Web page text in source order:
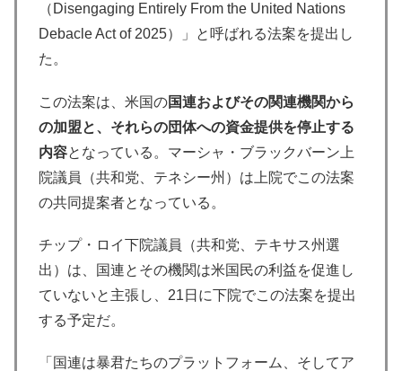
（Disengaging Entirely From the United Nations
Debacle Act of 2025）」と呼ばれる法案を提出し
た。
この法案は、米国の国連およびその関連機関から
の加盟と、それらの団体への資金提供を停止する
内容となっている。マーシャ・ブラックバーン上
院議員（共和党、テネシー州）は上院でこの法案
の共同提案者となっている。
チップ・ロイ下院議員（共和党、テキサス州選
出）は、国連とその機関は米国民の利益を促進し
ていないと主張し、21日に下院でこの法案を提出
する予定だ。
「国連は暴君たちのプラットフォーム、そしてア